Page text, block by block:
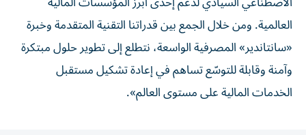
العالمية. ومن خلال الجمع بين قدراتنا التقنية المتقدمة وخبرة
«سانتاندير» المصرفية الواسعة، نتطلع إلى تطوير حلول مبتكرة
وآمنة وقابلة للتوسّع تساهم في إعادة تشكيل مستقبل
الخدمات المالية على مستوى العالم».